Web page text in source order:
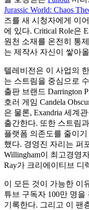
Jurassic World: Chaos
즈를 새 시청자에게 이
에 있다. Critical Role은
원천 소재를 온전히 통
는 제작사 자신이 쌓아
텔레비전은 이 사업의
는 스트림을 중심으로
출판 브랜드 Darrington
호러 게임 Candela
은 물론, Exandria 세계
출간한다. 또한 스트림
플랫폼 의존도를 줄이
했다. 경영진 자리는 퍼
Willingham이 최고경영
Ray가 크리에이티브 디
이 모든 것이 가능한 이
튜브 구독자 100만 명
기록한다. 그리고 이 팬